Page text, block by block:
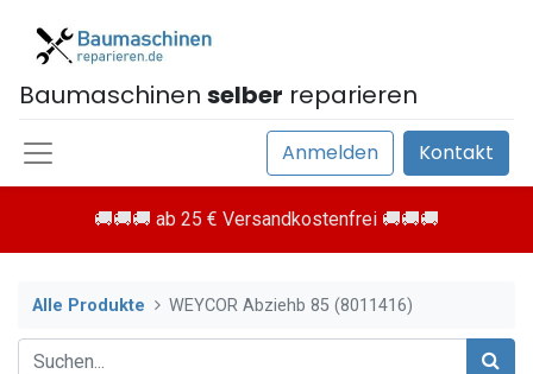
Baumaschinen selber reparieren
Anmelden Kontakt
🚚🚚🚚 ab 25 € Versandkostenfrei 🚚🚚🚚
Alle Produkte WEYCOR Abziehb 85 (8011416)